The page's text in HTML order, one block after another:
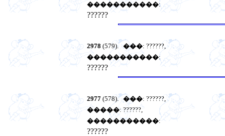
�����������:
??????
2978 (579). ���: ??????,
�����������:
??????
2977 (578). ���: ??????,
�����: ??????,
�����������:
??????